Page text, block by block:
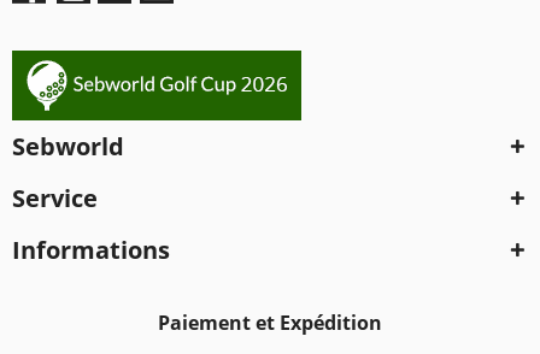
Sebworld
Service
Informations
Paiement et Expédition